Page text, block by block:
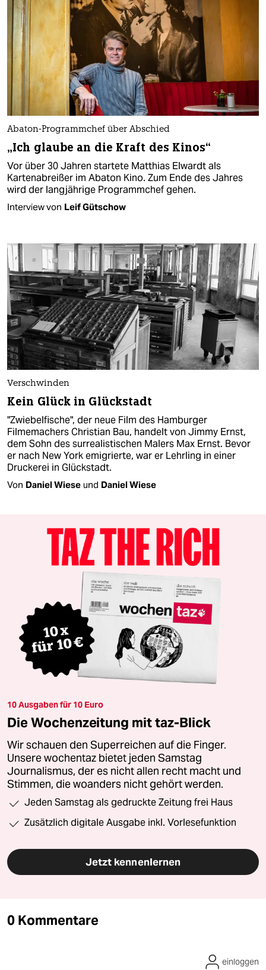
Abaton-Programmchef über Abschied
„Ich glaube an die Kraft des Kinos“
Vor über 30 Jahren startete Matthias Elwardt als
Kartenabreißer im Abaton Kino. Zum Ende des Jahres
wird der langjährige Programmchef gehen.
Interview von Leif Gütschow
Verschwinden
Kein Glück in Glückstadt
"Zwiebelfische", der neue Film des Hamburger
Filmemachers Christian Bau, handelt von Jimmy Ernst,
dem Sohn des surrealistischen Malers Max Ernst. Bevor
er nach New York emigrierte, war er Lehrling in einer
Druckerei in Glückstadt.
Von Daniel Wiese und Daniel Wiese
10 Ausgaben für 10 Euro
Die Wochenzeitung mit taz-Blick
Wir schauen den Superreichen auf die Finger.
Unsere wochentaz bietet jeden Samstag
Journalismus, der es nicht allen recht macht und
Stimmen, die woanders nicht gehört werden.
Jeden Samstag als gedruckte Zeitung frei Haus
Zusätzlich digitale Ausgabe inkl. Vorlesefunktion
Jetzt kennenlernen
0 Kommentare
einloggen